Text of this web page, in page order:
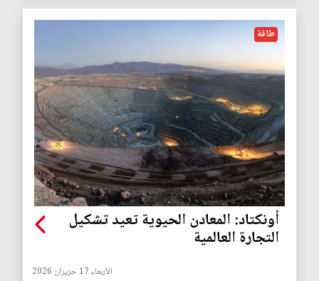
طاقة
أونكتاد: المعادن الحيوية تعيد تشكيل
التجارة العالمية
الأربعاء 17 حزيران 2026